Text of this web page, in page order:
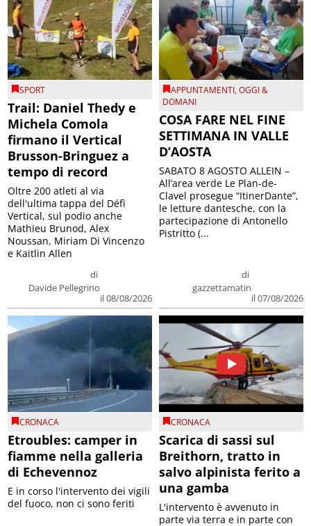
SPORT
Trail: Daniel Thedy e
Michela Comola
firmano il Vertical
Brusson-Bringuez a
tempo di record
di
Davide Pellegrino
il 08/08/2026
Oltre 200 atleti al via
dell'ultima tappa del Défì
Vertical, sul podio anche
Mathieu Brunod, Alex
Noussan, Miriam Di Vincenzo
e Kaitlin Allen
APPUNTAMENTI,OGGI &
DOMANI
COSA FARE NEL FINE
SETTIMANA IN VALLE
D’AOSTA
di
gazzettamatin
il 07/08/2026
SABATO 8 AGOSTO ALLEIN –
All’area verde Le Plan-de-
Clavel prosegue “ItinerDante”,
le letture dantesche, con la
partecipazione di Antonello
Pistritto (...
CRONACA
Etroubles: camper in
fiamme nella galleria
di Echevennoz
E in corso l'intervento dei vigili
del fuoco, non ci sono feriti
CRONACA
Scarica di sassi sul
Breithorn, tratto in
salvo alpinista ferito a
una gamba
L'intervento è avvenuto in
parte via terra e in parte con